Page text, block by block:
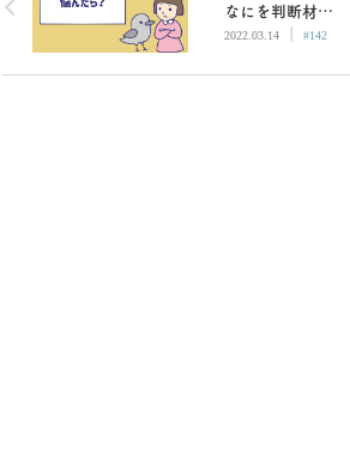
なにを判断材料
にすればいい
2022.03.14 | #142